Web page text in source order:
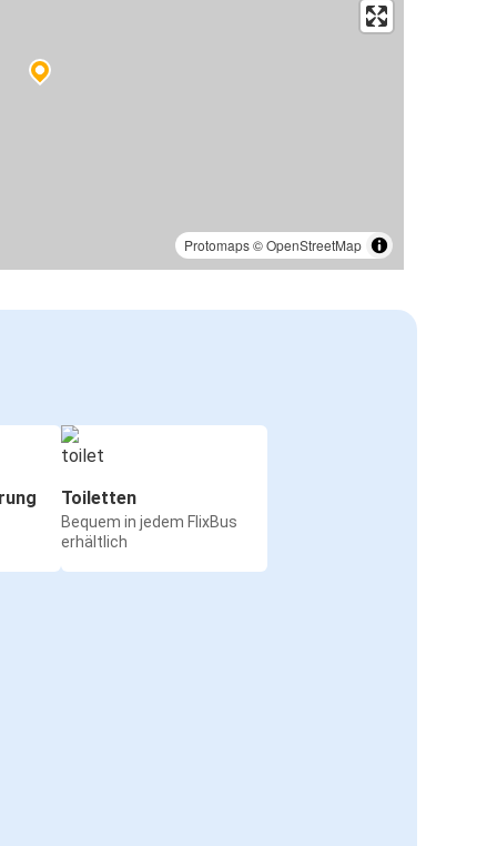
Protomaps©OpenStreetMap
Toiletten
Bequem in jedem FlixBus
erhältlich